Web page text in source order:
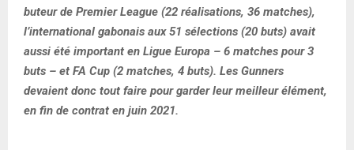
buteur de Premier League (22 réalisations, 36 matches),
l’international gabonais aux 51 sélections (20 buts) avait
aussi été important en Ligue Europa – 6 matches pour 3
buts – et FA Cup (2 matches, 4 buts). Les Gunners
devaient donc tout faire pour garder leur meilleur élément,
en fin de contrat en juin 2021.